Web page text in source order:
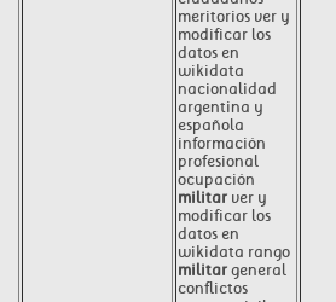
meritorios ver y
modificar los
datos en
wikidata
nacionalidad
argentina y
española
información
profesional
ocupación
militar ver y
modificar los
datos en
wikidata rango
militar general
conflictos